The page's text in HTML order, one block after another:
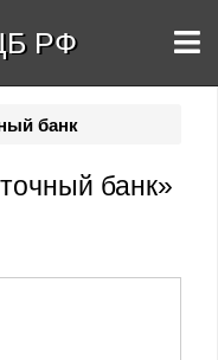
РФ
банк
банк»